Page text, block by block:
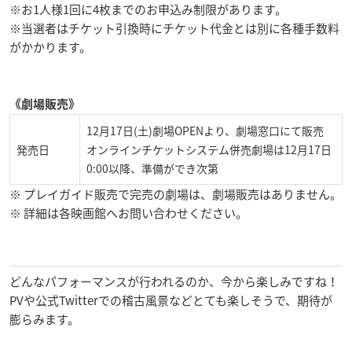
※お1人様1回に4枚までのお申込み制限があります。
※当選者はチケット引換時にチケット代金とは別に各種手数料
がかかります。
《劇場販売》
発売日
12月17日(土)劇場OPENより、劇場窓口にて販売
オンラインチケットシステム併売劇場は12月17日
0:00以降、準備ができ次第
※ プレイガイド販売で完売の劇場は、劇場販売はありません。
※ 詳細は各映画館へお問い合わせください。
どんなパフォーマンスが行われるのか、今から楽しみですね！
PVや公式Twitterでの稽古風景などとても楽しそうで、期待が
膨らみます。